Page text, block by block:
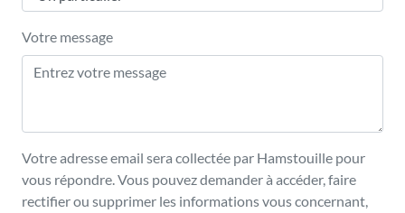
Votre message
Votre adresse email sera collectée par Hamstouille pour
vous répondre. Vous pouvez demander à accéder, faire
rectifier ou supprimer les informations vous concernant,